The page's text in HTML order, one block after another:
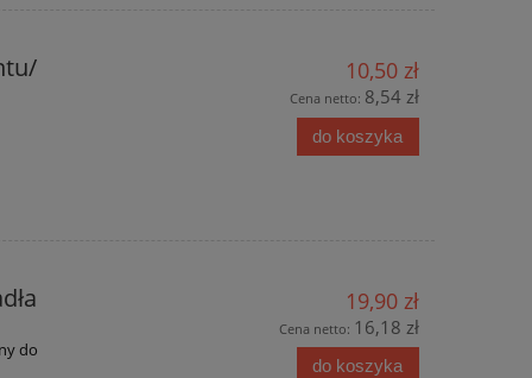
10,50 zł
Cena netto: 8,54 zł
do koszyka
do
19,90 zł
Cena netto: 16,18 zł
do koszyka